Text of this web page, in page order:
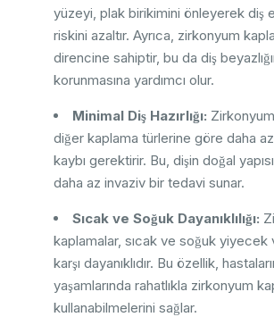
yüzeyi, plak birikimini önleyerek diş
riskini azaltır. Ayrıca, zirkonyum
direncine sahiptir, bu da diş
korunmasına yardımcı olur.
Minimal Diş Hazırlığı:
diğer kaplama türlerine göre daha
kaybı gerektirir. Bu, dişin doğal
daha az invaziv bir tedavi sunar.
Sıcak ve Soğuk Dayanıklılığı:
kaplamalar, sıcak ve soğuk
karşı dayanıklıdır. Bu özellik,
yaşamlarında rahatlıkla zirkonyum
kullanabilmelerini sağlar.